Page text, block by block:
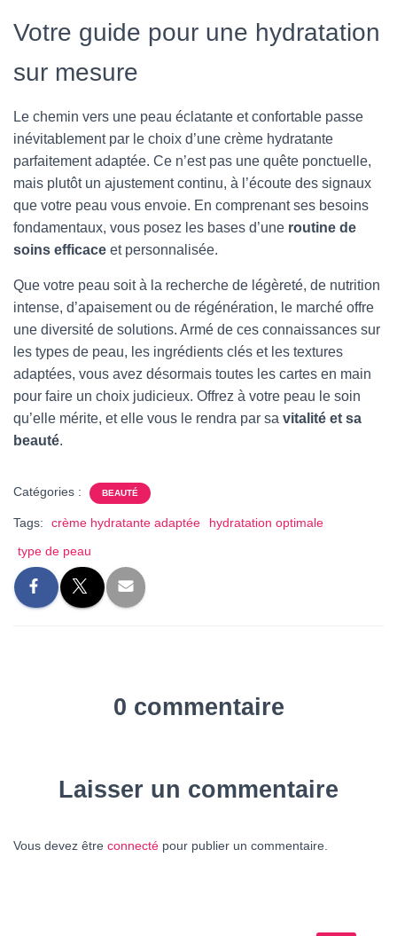
Votre guide pour une hydratation
sur mesure
Le chemin vers une peau éclatante et confortable passe
inévitablement par le choix d’une crème hydratante
parfaitement adaptée. Ce n’est pas une quête ponctuelle,
mais plutôt un ajustement continu, à l’écoute des signaux
que votre peau vous envoie. En comprenant ses besoins
fondamentaux, vous posez les bases d’une routine de
soins efficace et personnalisée.
Que votre peau soit à la recherche de légèreté, de nutrition
intense, d’apaisement ou de régénération, le marché offre
une diversité de solutions. Armé de ces connaissances sur
les types de peau, les ingrédients clés et les textures
adaptées, vous avez désormais toutes les cartes en main
pour faire un choix judicieux. Offrez à votre peau le soin
qu’elle mérite, et elle vous le rendra par sa vitalité et sa
beauté.
Catégories : BEAUTÉ
Tags: crème hydratante adaptée
hydratation optimale
type de peau
0 commentaire
Laisser un commentaire
Vous devez être connecté pour publier un commentaire.